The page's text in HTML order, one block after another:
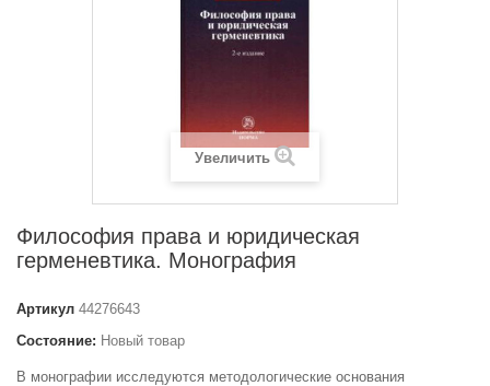
Увеличить
Философия права и юридическая
герменевтика. Монография
Артикул 44276643
Состояние: Новый товар
В монографии исследуются методологические основания